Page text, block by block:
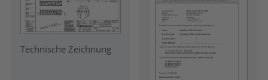
Technische Zeichnung